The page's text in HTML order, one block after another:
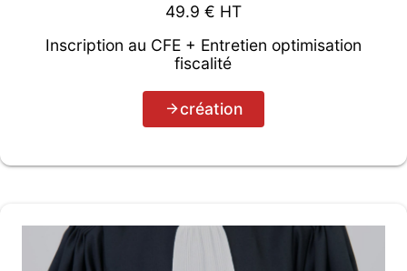
49.9 € HT
Inscription au CFE + Entretien optimisation
fiscalité
création